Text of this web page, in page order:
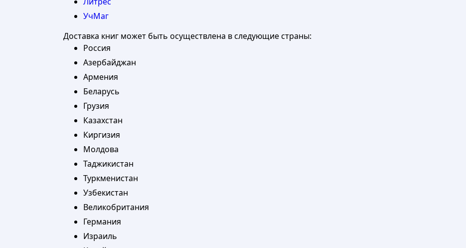
УчМаг
Доставка книг может быть осуществлена в следующие страны:
Россия
Азербайджан
Армения
Беларусь
Грузия
Казахстан
Киргизия
Молдова
Таджикистан
Туркменистан
Узбекистан
Великобритания
Германия
Израиль